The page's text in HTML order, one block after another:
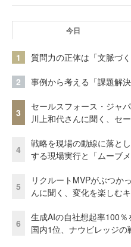
今日
1 質問力の正体は「文脈づ
2 事例から考える「課題解
3
セールスフォース・ジャ
川上和代さんに聞く、セ
4
戦略を現場の動線に落と
する現場実行と「ムーブ
5
リクルートMVPがぶつか
んに聞く、変化を楽しむ
6
生成AIの自社想起率100
国内1位、ナウビレッジの